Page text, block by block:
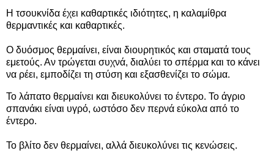
Η τσουκνίδα έχει καθαρτικές ιδιότητες, η καλαμίθρα
θερμαντικές και καθαρτικές.
Ο δυόσμος θερμαίνει, είναι διουρητικός και σταματά τους
εμετούς. Αν τρώγεται συχνά, διαλύει το σπέρμα και το κάνει
να ρέει, εμποδίζει τη στύση και εξασθενίζει το σώμα.
Το λάπατο θερμαίνει και διευκολύνει το έντερο. Το άγριο
σπανάκι είναι υγρό, ωστόσο δεν περνά εύκολα από το
έντερο.
Το βλίτο δεν θερμαίνει, αλλά διευκολύνει τις κενώσεις.